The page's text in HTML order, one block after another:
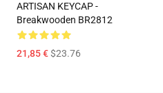
ARTISAN KEYCAP -
Breakwooden BR2812
21,85 €$23.76